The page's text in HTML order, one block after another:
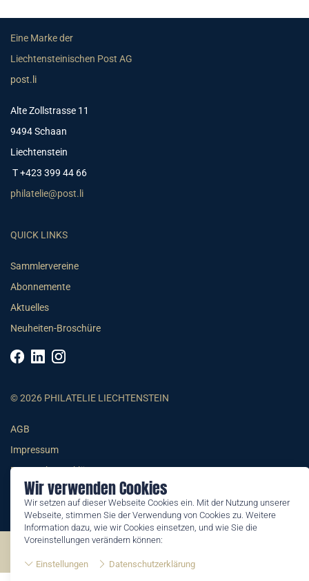
Wir verwenden Cookies
Wir setzen auf dieser Webseite Cookies ein. Mit der Nutzung unserer
Webseite, stimmen Sie der Verwendung von Cookies zu. Weitere
Information dazu, wie wir Cookies einsetzen, und wie Sie die
Voreinstellungen verändern können:
Einstellungen Datenschutzerklärung
Eine Marke der
Liechtensteinischen Post AG
post.li
Alte Zollstrasse 11
9494 Schaan
Liechtenstein
T +423 399 44 66
philatelie@post.li
QUICK LINKS
Sammlervereine
Abonnemente
Aktuelles
Neuheiten-Broschüre
© 2026 PHILATELIE LIECHTENSTEIN
AGB
Impressum
Datenschutzerklärung